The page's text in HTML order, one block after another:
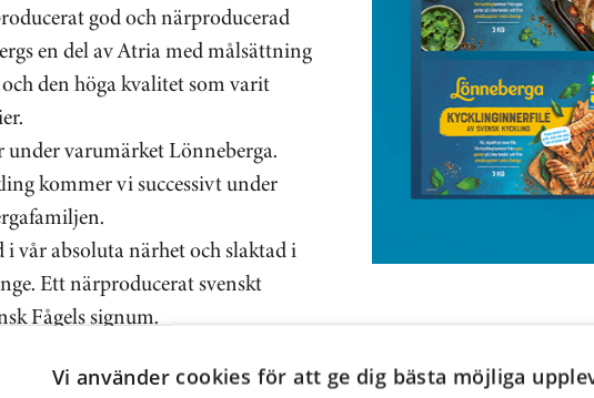
god och närproducerad
en del av Atria med målsättning
den höga kvalitet som varit
varumärket Lönneberga.
kommer vi successivt under
vår absoluta närhet och slaktad i
Ett närproducerat svenskt
Fågels signum.
Vi använder cookies för att ge dig bästa möjliga